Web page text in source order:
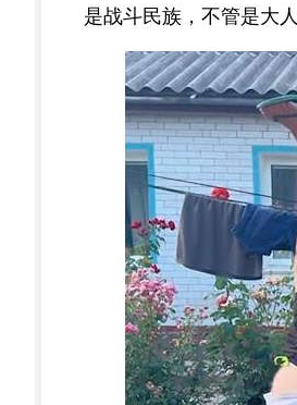
是战斗民族，不管是大